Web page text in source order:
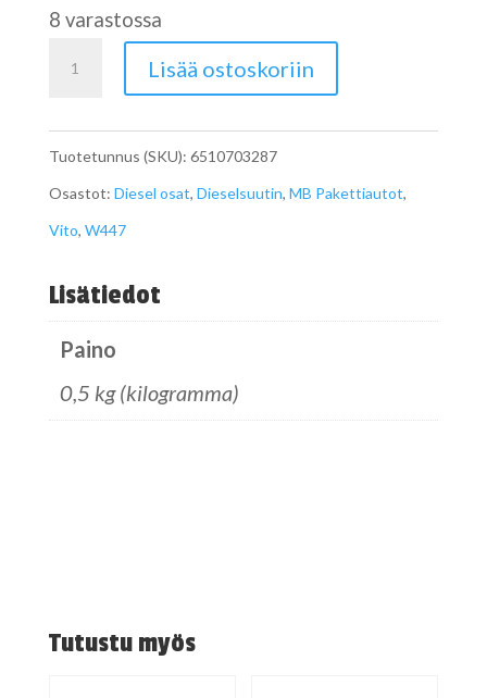
8 varastossa
OM651
uusi
6510703287
määrä
Lisää ostoskoriin
Tuotetunnus (SKU): 6510703287
Osastot: Diesel osat, Dieselsuutin, MB Pakettiautot,
Vito, W447
Lisätiedot
Paino
0,5 kg (kilogramma)
Tutustu myös